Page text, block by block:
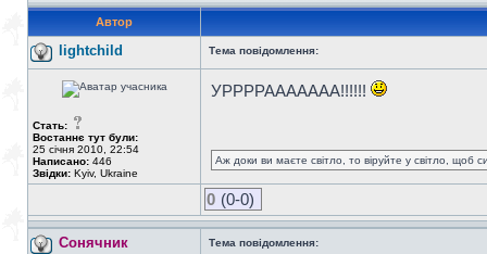
Автор
lightchild Тема повідомлення:
Стать:
Востаннє тут були:
25 січня 2010, 22:54
Написано: 446
Звідки: Kyiv, Ukraine
УРРРРААААААА!!!!!!
Аж доки ви маєте світло, то віруйте у світло, щоб
0 (0-0)
Сонячник Тема повідомлення: